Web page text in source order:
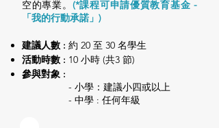
空的專業。 ​(*課程可申請優質教育基金-
「我的行動承諾」)
建議人數 : 約 20 至 30 名學生
活動時數 : 10 小時 (共3 節)
參與對象 :
- 小學：建議小四或以上
- 中學 : 任何年級